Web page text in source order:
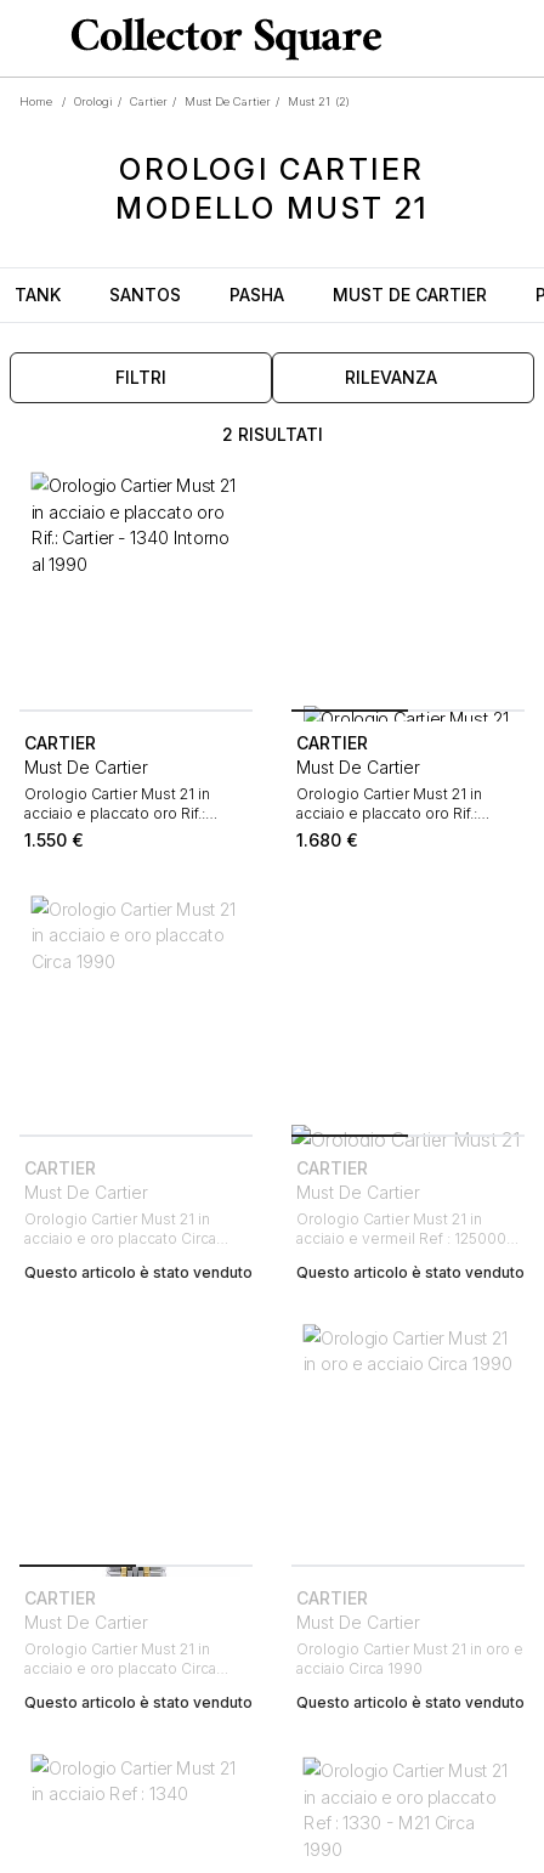
Home / Orologi / Cartier / Must De Cartier / Must 21 (2)
OROLOGI CARTIER
MODELLO MUST 21
TANK SANTOS PASHA MUST DE CARTIER
FILTRI RILEVANZA
2 RISULTATI
CARTIER
Must De Cartier
Orologio Cartier Must 21 in
acciaio e placcato oro Rif.:
Cartier - 1340 Intorno al 1990
1.550 €
CARTIER
Must De Cartier
Orologio Cartier Must 21 in
acciaio e placcato oro Rif.:
Cartier - 1340 Intorno al 1990
1.680 €
CARTIER
Must De Cartier
Orologio Cartier Must 21 in
acciaio e oro placcato Circa
Questo articolo è stato venduto
CARTIER
Must De Cartier
Orologio Cartier Must 21 in
acciaio e vermeil Ref : 125000P
Questo articolo è stato venduto
CARTIER
Must De Cartier
Orologio Cartier Must 21 in
acciaio e oro placcato Circa
Questo articolo è stato venduto
CARTIER
Must De Cartier
Orologio Cartier Must 21 in oro e
acciaio Circa 1990
Questo articolo è stato venduto